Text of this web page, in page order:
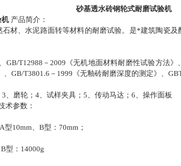
砂基透水砖钢轮式耐磨试验机
机 产品简介：
材、水泥路面转等材料的耐磨试验。是*建筑陶瓷
GB/T12988－2009《无机地面材料耐磨性试验方法
GB/T3801.6－1999《无釉砖耐磨深度的测定》、
3、磨轮；4、试样夹具；5、传动马达；6、操作面板
术参数：
型10mm、B型：70mm；
型：14000g